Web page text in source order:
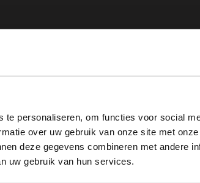
personaliseren, om functies voor social
over uw gebruik van onze site met
deze gegevens combineren met andere
uw gebruik van hun services.
Statement-Ohrringe mit
×
isn't Dutch. Would you like to